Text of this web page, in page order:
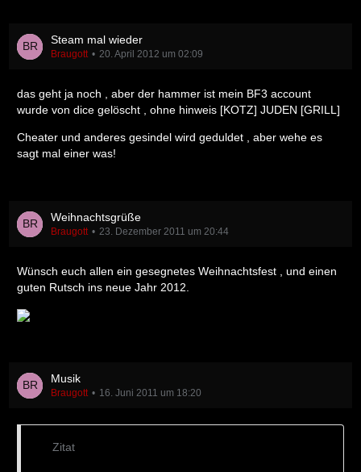
Steam mal wieder
Braugott 20. April 2012 um 02:09
das geht ja noch , aber der hammer ist mein BF3 account
wurde von dice gelöscht , ohne hinweis [KOTZ] JUDEN [GRILL]
Cheater und anderes gesindel wird geduldet , aber wehe es
sagt mal einer was!
Weihnachtsgrüße
Braugott 23. Dezember 2011 um 20:44
Wünsch euch allen ein gesegnetes Weihnachtsfest , und einen
guten Rutsch ins neue Jahr 2012.
Musik
Braugott 16. Juni 2011 um 18:20
Zitat